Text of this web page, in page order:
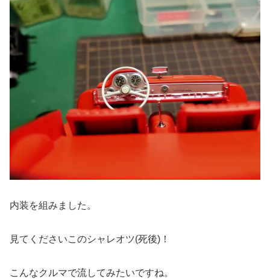
内装を組みました。
見てくださいこのシャレオツ(死後)！
こんなクルマで流してみたいですね。